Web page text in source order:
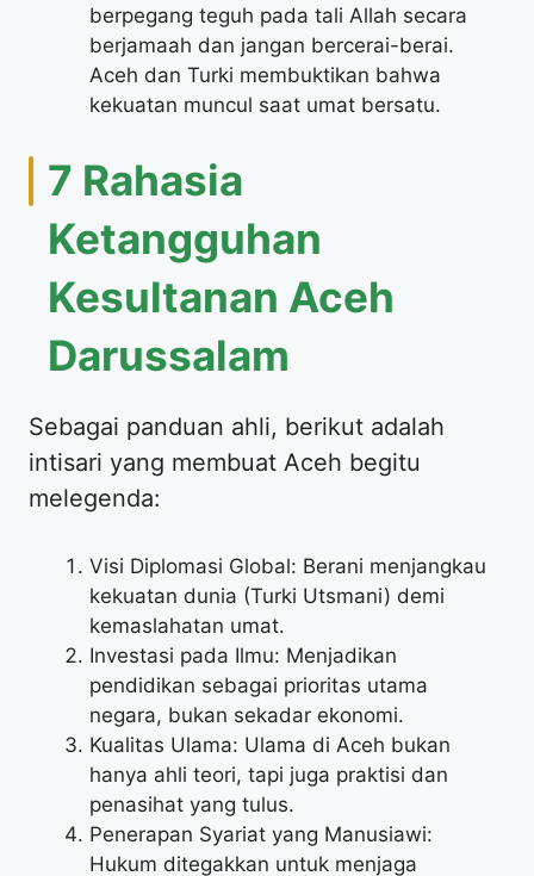
berpegang teguh pada tali Allah secara
berjamaah dan jangan bercerai-berai.
Aceh dan Turki membuktikan bahwa
kekuatan muncul saat umat bersatu.
7 Rahasia
Ketangguhan
Kesultanan Aceh
Darussalam
Sebagai panduan ahli, berikut adalah
intisari yang membuat Aceh begitu
melegenda:
Visi Diplomasi Global: Berani menjangkau
kekuatan dunia (Turki Utsmani) demi
kemaslahatan umat.
Investasi pada Ilmu: Menjadikan
pendidikan sebagai prioritas utama
negara, bukan sekadar ekonomi.
Kualitas Ulama: Ulama di Aceh bukan
hanya ahli teori, tapi juga praktisi dan
penasihat yang tulus.
Penerapan Syariat yang Manusiawi:
Hukum ditegakkan untuk menjaga